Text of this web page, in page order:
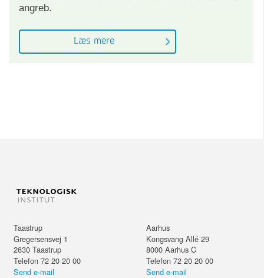
angreb.
Læs mere
Taastrup
Gregersensvej 1
2630 Taastrup
Telefon 72 20 20 00
Send e-mail
Aarhus
Kongsvang Allé 29
8000 Aarhus C
Telefon 72 20 20 00
Send e-mail